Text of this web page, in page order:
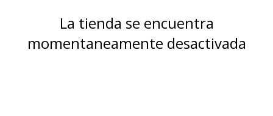
La tienda se encuentra
momentaneamente desactivada